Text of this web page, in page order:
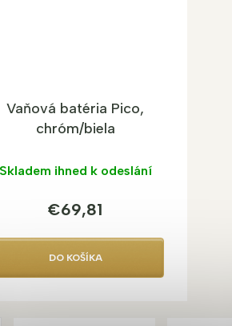
Vaňová batéria Pico,
chróm/biela
Skladem ihned k odeslání
€69,81
DO KOŠÍKA